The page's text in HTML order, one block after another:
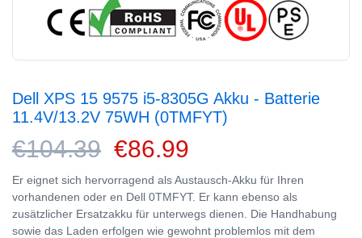
Dell XPS 15 9575 i5-8305G Akku - Batterie
11.4V/13.2V 75WH (0TMFYT)
€104.39 €86.99
Er eignet sich hervorragend als Austausch-Akku für Ihren
vorhandenen oder en Dell 0TMFYT. Er kann ebenso als
zusätzlicher Ersatzakku für unterwegs dienen. Die Handhabung
sowie das Laden erfolgen wie gewohnt problemlos mit dem